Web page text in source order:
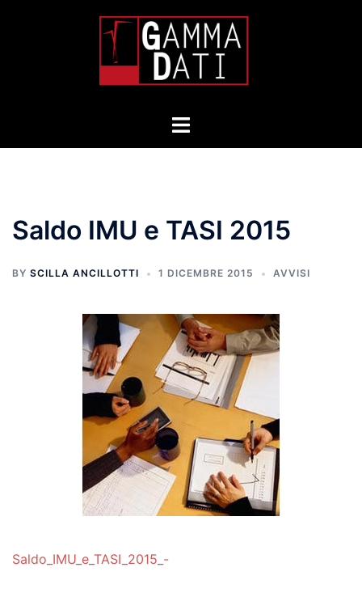
Toggle
Saldo IMU e TASI 2015
BY SCILLA ANCILLOTTI 1 DICEMBRE 2015 AVVISI
Saldo_IMU_e_TASI_2015_-